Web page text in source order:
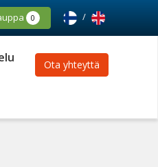
0 /
Ota yhteyttä